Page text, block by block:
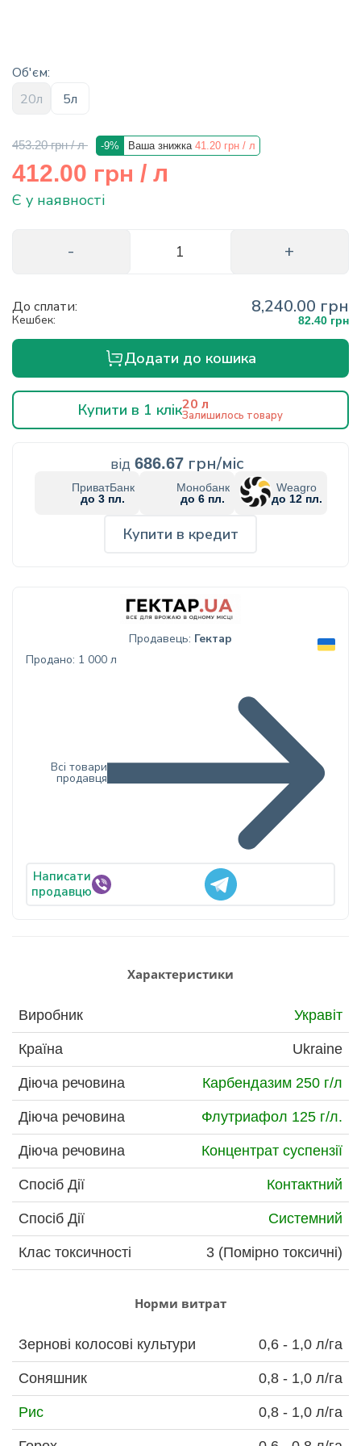
Об'єм:
20л
5л
453.20 грн / л -9% Ваша знижка 41.20 грн / л
412.00 грн / л
Є у наявності
До сплати: 8,240.00 грн
Кешбек: 82.40 грн
Додати до кошика
Купити в 1 клік20 л
Залишилось товару
від 686.67 грн/міс
ПриватБанк
до 3 пл.
Монобанк
до 6 пл.
Weagro
до 12 пл.
Купити в кредит
Продавець: Гектар
Написати
продавцю
Продано: 1 000 л
Всі товари
продавця
Характеристики
Виробник Укравіт
Країна Ukraine
Діюча речовина Карбендазим 250 г/л
Діюча речовина Флутриафол 125 г/л.
Діюча речовина Концентрат суспензії
Спосіб Дії Контактний
Спосіб Дії Системний
Клас токсичності 3 (Помірно токсичні)
Норми витрат
Зернові колосові культури 0,6 - 1,0 л/га
Соняшник 0,8 - 1,0 л/га
Рис 0,8 - 1,0 л/га